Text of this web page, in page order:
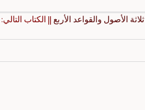
ثلاثة الأصول والقواعد الأربع|| الكتاب التالي: